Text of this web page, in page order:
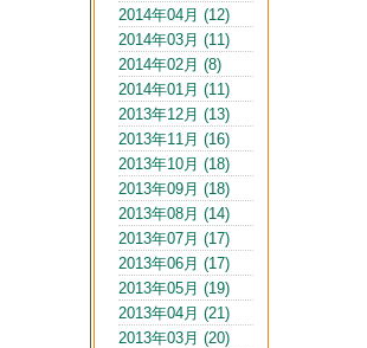
2014年04月 (12)
2014年03月 (11)
2014年02月 (8)
2014年01月 (11)
2013年12月 (13)
2013年11月 (16)
2013年10月 (18)
2013年09月 (18)
2013年08月 (14)
2013年07月 (17)
2013年06月 (17)
2013年05月 (19)
2013年04月 (21)
2013年03月 (20)